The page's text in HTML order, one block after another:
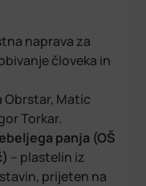
naprava za
človeka in
Obrstar, Matic
Torkar.
panja (OŠ
– plastelin iz
prijeten na